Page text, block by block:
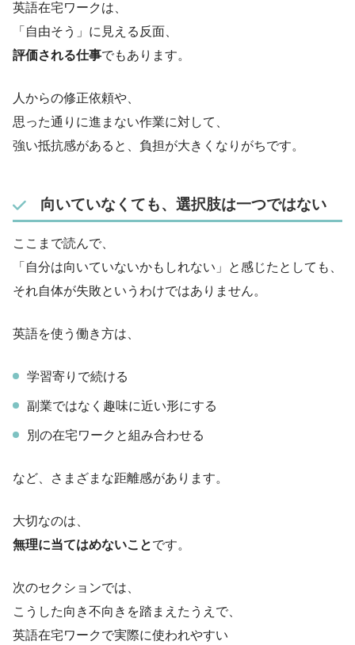
英語在宅ワークは、
「自由そう」に見える反面、
評価される仕事でもあります。
人からの修正依頼や、
思った通りに進まない作業に対して、
強い抵抗感があると、負担が大きくなりがちです。
向いていなくても、選択肢は一つではない
ここまで読んで、
「自分は向いていないかもしれない」と感じたとしても、
それ自体が失敗というわけではありません。
英語を使う働き方は、
学習寄りで続ける
副業ではなく趣味に近い形にする
別の在宅ワークと組み合わせる
など、さまざまな距離感があります。
大切なのは、
無理に当てはめないことです。
次のセクションでは、
こうした向き不向きを踏まえたうえで、
英語在宅ワークで実際に使われやすい